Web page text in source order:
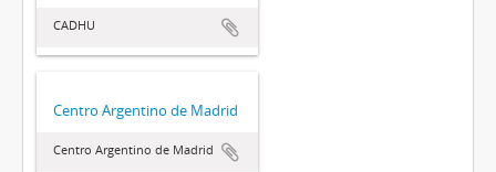
CADHU
Centro Argentino de Madrid
Centro Argentino de Madrid